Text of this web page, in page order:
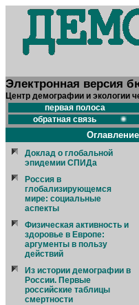
Электронная версия
Центр демографии и экологии
первая полоса
обратная связь
Оглавление
Доклад о глобальной
эпидемии СПИДа
Россия в
глобализирующемся
мире: социальные
аспекты
Физическая активность и
здоровье в Европе:
аргументы в пользу
действий
Из истории демографии в
России. Первые
российские таблицы
смертности